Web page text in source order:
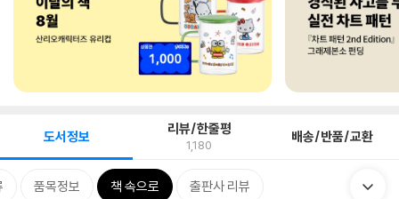
도서정보 리뷰/한줄평
1,180 배송/반품/교환
품목정보 책 속으로 출판사 리뷰